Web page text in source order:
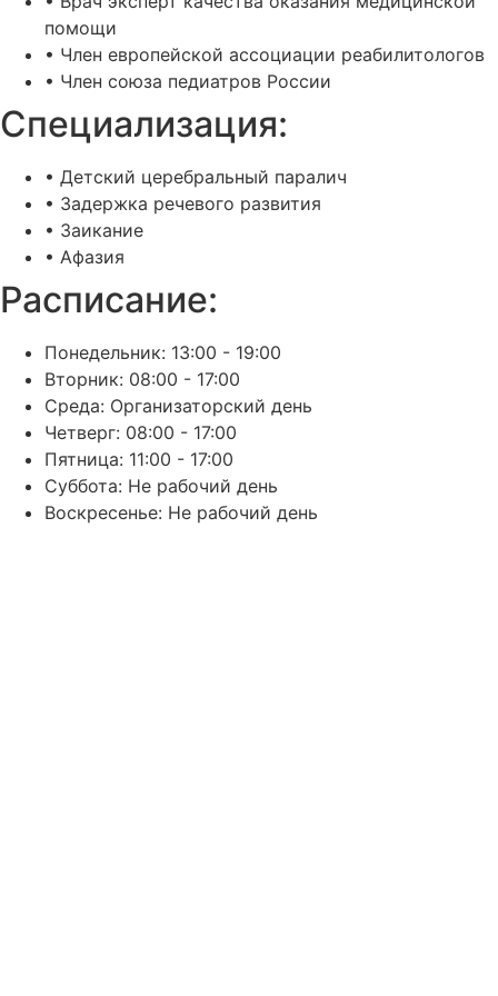
помощи
• Член европейской ассоциации реабилитологов
• Член союза педиатров России
Специализация:
• Детский церебральный паралич
• Задержка речевого развития
• Заикание
• Афазия
Расписание:
Понедельник: 13:00 - 19:00
Вторник: 08:00 - 17:00
Среда: Организаторский день
Четверг: 08:00 - 17:00
Пятница: 11:00 - 17:00
Суббота: Не рабочий день
Воскресенье: Не рабочий день